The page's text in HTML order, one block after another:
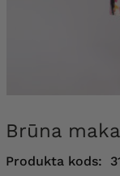
Brūna
Produkta kods: